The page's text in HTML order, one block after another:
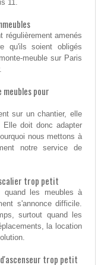
11.
régulièrement amenés
qu'ils soient obligés
meuble sur Paris
pour
sur un chantier, elle
Elle doit donc adapter
nous mettons à
notre service de
trop petit
les meubles à
s'annonce difficile.
surtout quand les
la location
trop petit